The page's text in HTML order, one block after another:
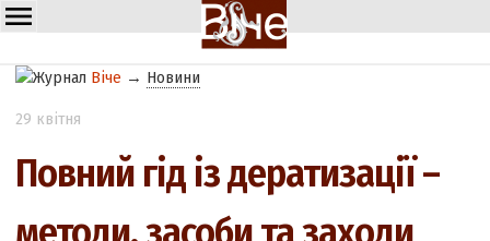
Віче → Новини
29 квітня
Повний гід із дератизації –